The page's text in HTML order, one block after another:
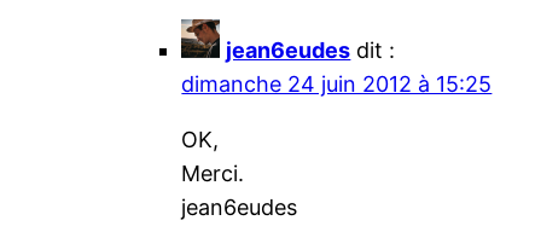
jean6eudes dit :
dimanche 24 juin 2012 à 15:25
OK,
Merci.
jean6eudes